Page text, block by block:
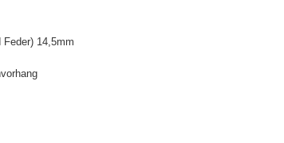
14,5mm